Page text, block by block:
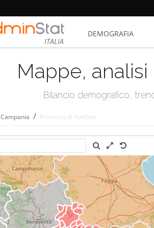
ITALIA
DEMOGRAFIA
Mappe,
Bilancio demografico,
Campania / Provincia di Avellino